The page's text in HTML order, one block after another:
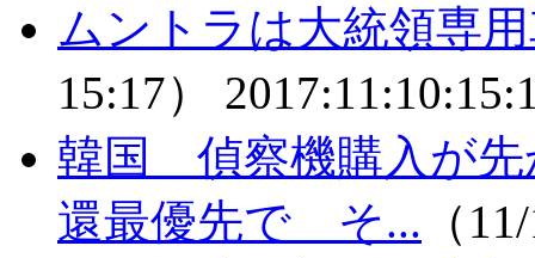
ムントラは大統領専
15:17）
韓国 偵察機購入が
還最優先で そ... （